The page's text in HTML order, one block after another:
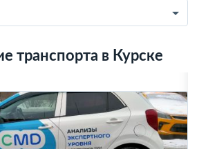
транспорта в Курске